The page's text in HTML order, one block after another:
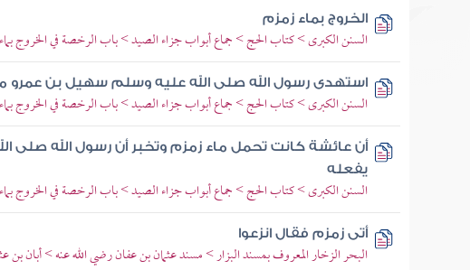
الخروج بماء زمزم
السنن الكبرى > كتاب الحج > جماع أبواب جزاء الصيد > باب الرخصة في الخروج
استهدى رسول الله صلى الله عليه وسلم سهيل بن عمرو
السنن الكبرى > كتاب الحج > جماع أبواب جزاء الصيد > باب الرخصة في الخروج
أن عائشة كانت تحمل ماء زمزم وتخبر أن رسول الله صلى
يفعله
السنن الكبرى > كتاب الحج > جماع أبواب جزاء الصيد > باب الرخصة في الخروج
أتى زمزم فقال انزعوا
البحر الزخار المعروف بمسند البزار > مسند عثمان بن عفان رضي الله عنه > أبان بن